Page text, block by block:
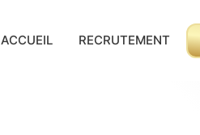
ACCUEIL RECRUTEMENT